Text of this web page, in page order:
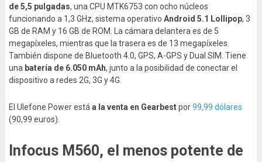
de 5,5 pulgadas, una CPU MTK6753 con ocho núcleos
funcionando a 1,3 GHz, sistema operativo Android 5.1 Lollipop, 3
GB de RAM y 16 GB de ROM. La cámara delantera es de 5
megapíxeles, mientras que la trasera es de 13 megapíxeles.
También dispone de Bluetooth 4.0, GPS, A-GPS y Dual SIM. Tiene
una batería de 6.050 mAh, junto a la posibilidad de conectar el
dispositivo a redes 2G, 3G y 4G.
El Ulefone Power está a la venta en Gearbestpor99,99 dólares
(90,99 euros).
Infocus M560, el menos potente de